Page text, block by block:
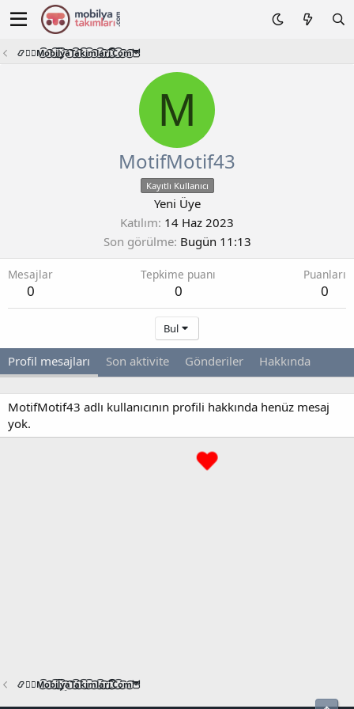
📿🧙‍♂️M͜͡o͜͡b͜͡i͜͡l͜͡y͜͡a͜͡T͜͡a͜͡k͜͡i͜͡m͜͡l͜͡a͜͡r͜͡i͜͡.͜͡C͜͡o͜͡m͜͡🦉
M
MotifMotif43
Kayıtlı Kullanıcı
Yeni Üye
Katılım 14 Haz 2023
Son görülme Bugün 11:13
Mesajlar
0
Tepkime puanı
0
Puanları
0
Bul
Profil mesajları Son aktivite Gönderiler Hakkında
MotifMotif43 adlı kullanıcının profili hakkında henüz mesaj
yok.
📿🧙‍♂️M͜͡o͜͡b͜͡i͜͡l͜͡y͜͡a͜͡T͜͡a͜͡k͜͡i͜͡m͜͡l͜͡a͜͡r͜͡i͜͡.͜͡C͜͡o͜͡m͜͡🦉